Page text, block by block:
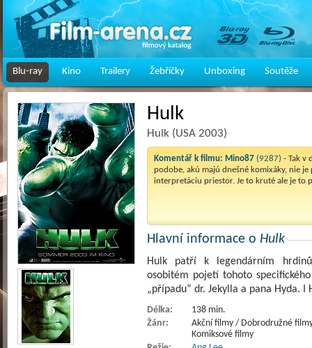
Blu-ray Kino Trailery Žebříčky Unboxing Soutěže
Hulk
Hulk (USA 2003)
Komentář k filmu: Mino87 (9287) - Tak v
podobe, akú majú dnešné komixáky, nie je
interpretáciu priestor. Je to kruté ale je to
Hlavní informace o Hulk
Hulk patří k legendárním
osobitém pojetí tohoto
„případu“ dr. Jekylla a pana Hyda.
Délka:
138 min.
Žánr:
Akční filmy / Dobrodružné
Komiksové filmy